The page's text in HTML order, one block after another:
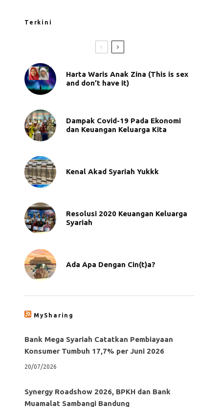
Terkini
Harta Waris Anak Zina (This is sex
and don’t have it)
Dampak Covid-19 Pada Ekonomi
dan Keuangan Keluarga Kita
Kenal Akad Syariah Yukkk
Resolusi 2020 Keuangan Keluarga
Syariah
Ada Apa Dengan Cin(t)a?
MySharing
Bank Mega Syariah Catatkan Pembiayaan
Konsumer Tumbuh 17,7% per Juni 2026
20/07/2026
Synergy Roadshow 2026, BPKH dan Bank
Muamalat Sambangi Bandung